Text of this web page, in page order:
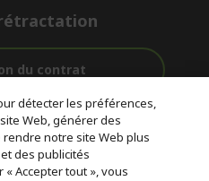
du contrat
et après-
vente
Avec 0%
D'intérêt
détecter les préférences,
Web, générer des
notre site Web plus
des publicités
Accepter tout », vous